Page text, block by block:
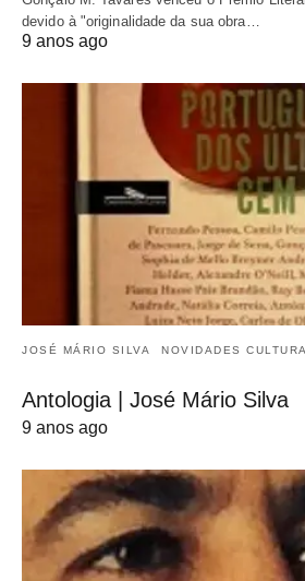
devido à "originalidade da sua obra…
9 anos ago
JOSÉ MÁRIO SILVA NOVIDADES
Antologia | José Mário Silva
9 anos ago